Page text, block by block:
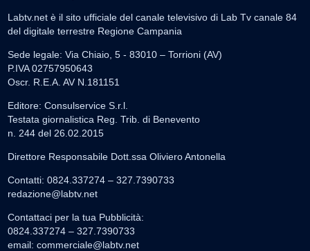
Labtv.net è il sito ufficiale del canale televisivo di Lab Tv canale 84
del digitale terrestre Regione Campania
Sede legale: Via Chiaio, 5 - 83010 – Torrioni (AV)
P.IVA 02757950643
Oscr. R.E.A. AV N.181151
Editore: Consulservice S.r.l.
Testata giornalistica Reg. Trib. di Benevento
n. 244 del 26.02.2015
Direttore Responsabile Dott.ssa Oliviero Antonella
Contatti: 0824.337274 – 327.7390733
redazione@labtv.net
Contattaci per la tua Pubblicità:
0824.337274 – 327.7390733
email: commerciale@labtv.net